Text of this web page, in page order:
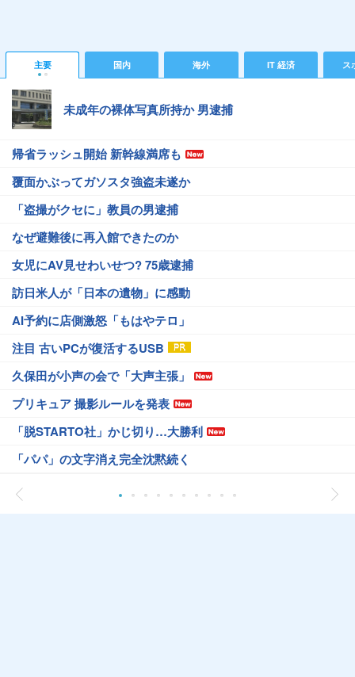
主要 国内 海外 IT 経済 ス
未成年の裸体写真所持か 男逮捕
帰省ラッシュ開始 新幹線満席も
覆面かぶってガソスタ強盗未遂か
「盗撮がクセに」教員の男逮捕
なぜ避難後に再入館できたのか
女児にAV見せわいせつ? 75歳逮捕
訪日米人が「日本の遺物」に感動
AI予約に店側激怒「もはやテロ」
注目 古いPCが復活するUSB
久保田が小声の会で「大声主張」
プリキュア 撮影ルールを発表
「脱STARTO社」かじ切り…大勝利
「パパ」の文字消え完全沈黙続く